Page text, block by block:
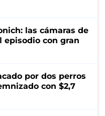
las cámaras de
episodio con gran
por dos perros
con $2,7